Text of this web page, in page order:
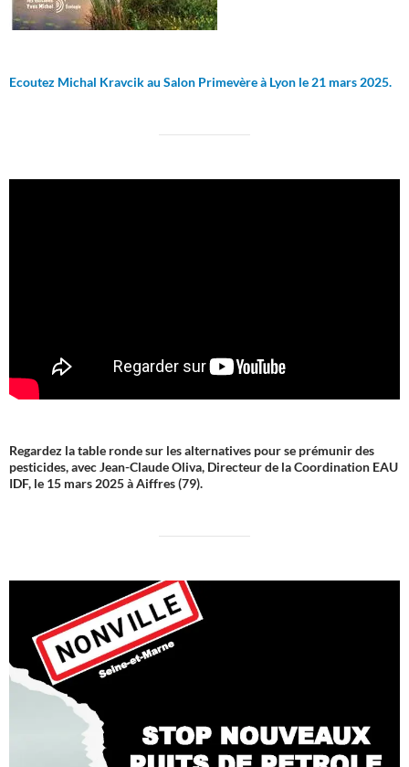
Ecoutez Michal Kravcik au Salon Primevère à Lyon le 21 mars 2025.
Regardez la table ronde sur les alternatives pour se prémunir des
pesticides, avec Jean-Claude Oliva, Directeur de la Coordination EAU
IDF, le 15 mars 2025 à Aiffres (79).